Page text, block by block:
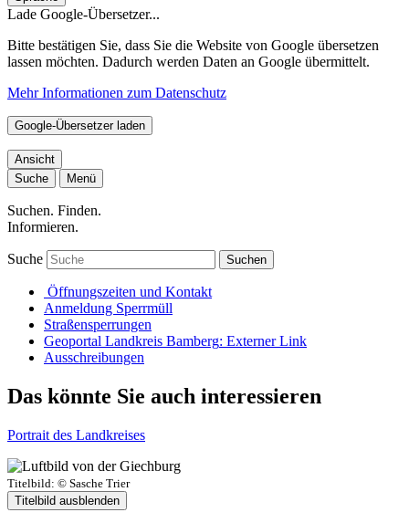
Lade Google-Übersetzer...
Bitte bestätigen Sie, dass Sie die Website von Google übersetzen
lassen möchten. Dadurch werden Daten an Google übermittelt.
Mehr Informationen zum Datenschutz
Google-Übersetzer laden
Ansicht
Suche
Menü
Suchen. Finden.
Informieren.
Suche Suchen
Öffnungszeiten und Kontakt
Anmeldung Sperrmüll
Straßensperrungen
Geoportal Landkreis Bamberg: Externer Link
Ausschreibungen
Das könnte Sie auch interessieren
Portrait des Landkreises
Titelbild: © Sasche Trier
Titelbild ausblenden